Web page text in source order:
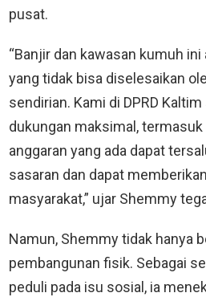
pusat.
“Banjir dan kawasan kumuh
yang tidak bisa diselesaikan
sendirian. Kami di DPRD
dukungan maksimal,
anggaran yang ada dapat
sasaran dan dapat
masyarakat,” ujar Shemmy
Namun, Shemmy tidak hanya
pembangunan fisik. Sebagai
peduli pada isu sosial, ia